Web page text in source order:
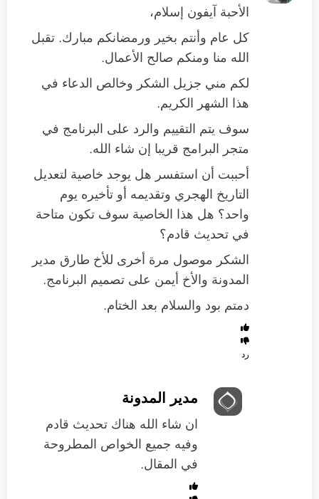
الأحبة آيفون إسلام،
كل عام وأنتم بخير ورمضانكم مبارك. تقبل
الله منا ومنكم صالح الأعمال.
لكم مني جزيل الشكر وخالص الدعاء في
هذا الشهر الكريم.
سوف يتم التقييم والرد على البرنامج في
متجر البرامج قريبا إن شاء الله.
أحببت أن استفسر هل يوجد خاصية لتعديل
التاريخ الهجري وتقديمه أو تأخيره يوم
واحد؟ هل هذا الخاصية سوف تكون متاحة
في تحديث قادم؟
الشكر موصول مرة أخرى للأخ طارق مدير
المدونة والأخ أيمن على تصميم البرنامج.
دمتم بود والسلام بعد الختام.
رد
مدير المدونة
ان شاء الله هناك تحديث قادم
وفيه جميع الخواص المطروحة
في المقال.